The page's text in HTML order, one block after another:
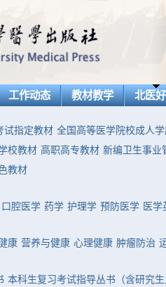
工作动态 教材教学 北医
试指定教材 全国高等医学院校成人
校教材 高职高专教材 新编卫生事业
教材
口腔医学 药学 护理学 预防医学 医学
康 营养与健康 心理健康 肿瘤防治
本科生复习考试指导丛书（含研究